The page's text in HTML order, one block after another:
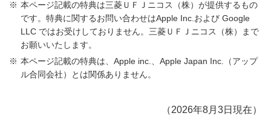
本クレジットカードを登録して支払う決済サービス
のご利用などは対象外です。
本条件の判定対象となるご利用金額には、ポイント
アッププログラムの還元率は適用されません。
当該サービスの詳細はこちらよりご確認ください。
本ページ記載の特典は三菱ＵＦＪニコス（株）が提供するもの
です。特典に関するお問い合わせはApple Inc.および Google
LLC ではお受けしておりません。三菱ＵＦＪニコス（株）まで
お願いいたします。
本ページ記載の特典は、Apple inc.、Apple Japan Inc.（アップ
ル合同会社）とは関係ありません。
（2026年8月3日現在）